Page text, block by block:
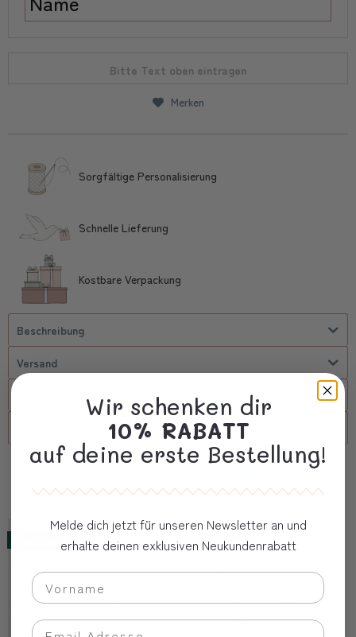
Bitte Text oben eintragen
Merken
Sorgfältige Personalisierung
Schnelle Lieferung
Kostbare Verpackung
Beschreibung
Versand
Oft zusammen gekauft
Handmade Handmade
Wir schenken dir
10% RABATT
auf deine erste Bestellung!
Melde dich jetzt für unseren Newsletter an und
erhalte deinen exklusiven Neukundenrabatt